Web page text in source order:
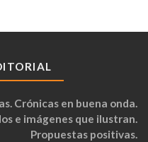
Crónicas en buena onda.
e imágenes que ilustran.
Propuestas positivas.